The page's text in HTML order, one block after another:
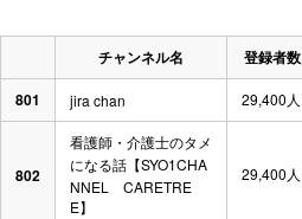
チャンネル名 登録者数
801
jira chan 29,400人
802
看護師・介護士のタメ
になる話【SYO1CHA
NNEL CARETRE
E】
29,400人